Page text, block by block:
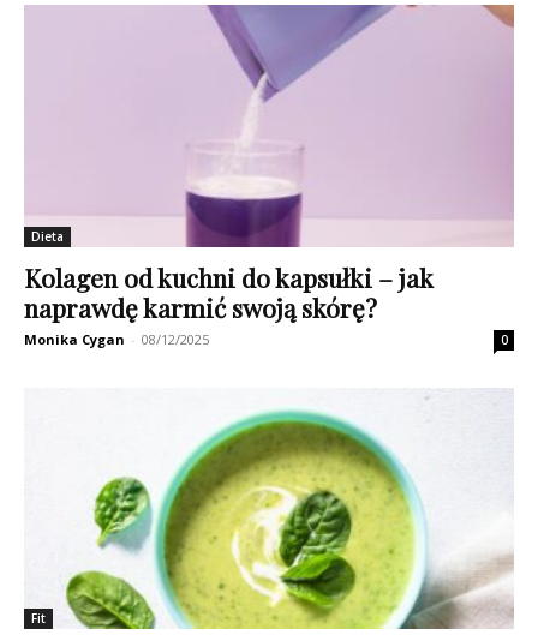
Dieta
Kolagen od kuchni do kapsułki – jak
naprawdę karmić swoją skórę?
Monika Cygan - 08/12/2025 0
Fit